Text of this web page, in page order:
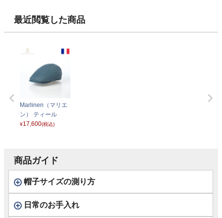
最近閲覧した商品
Marlinen（マリエ
ン） ティール
¥17,600(税込)
商品ガイド
帽子サイズの測り方
日常のお手入れ